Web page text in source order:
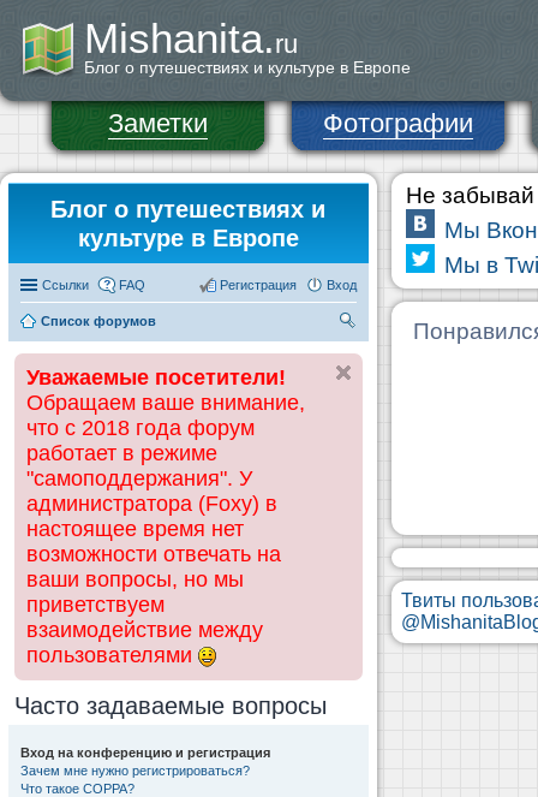
Mishanita.ru
Блог о путешествиях и культуре в Европе
Заметки Фотографии
Блог о путешествиях и
культуре в Европе
Ссылки FAQ Вход
Регистрация
Список форумов
ск
Уважаемые посетители!
Обращаем ваше внимание,
что с 2018 года форум
работает в режиме
"самоподдержания". У
администратора (Foxy) в
настоящее время нет
возможности отвечать на
ваши вопросы, но мы
приветствуем
взаимодействие между
пользователями
Часто задаваемые вопросы
Вход на конференцию и регистрация
Зачем мне нужно регистрироваться?
Что такое COPPA?
Не забывай
Мы
Мы в
Твиты